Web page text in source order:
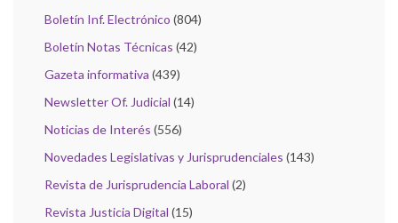
Boletín Inf. Electrónico (804)
Boletín Notas Técnicas (42)
Gazeta informativa (439)
Newsletter Of. Judicial (14)
Noticias de Interés (556)
Novedades Legislativas y Jurisprudenciales (143)
Revista de Jurisprudencia Laboral (2)
Revista Justicia Digital (15)